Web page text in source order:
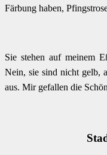
Färbung haben,
Sie stehen auf meinem
Nein, sie sind nicht gelb,
aus. Mir gefallen die